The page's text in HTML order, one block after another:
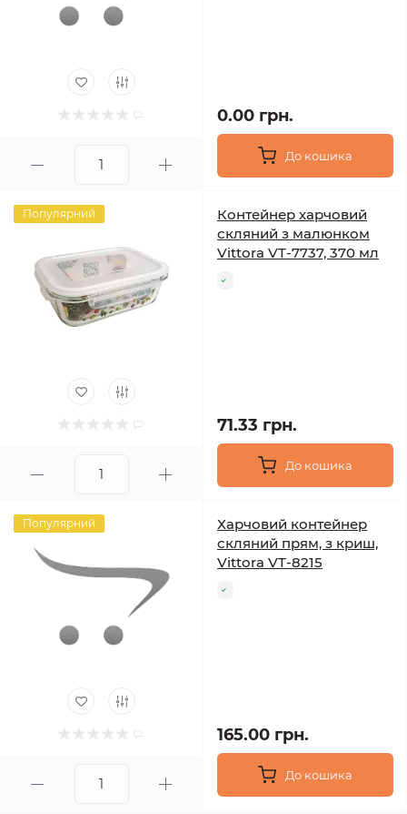
0.00 грн.
До кошика
Популярний
Контейнер харчовий
скляний з малюнком
Vittora VT-7737, 370 мл
71.33 грн.
До кошика
Популярний
Харчовий контейнер
скляний прям, з криш,
Vittora VT-8215
165.00 грн.
До кошика